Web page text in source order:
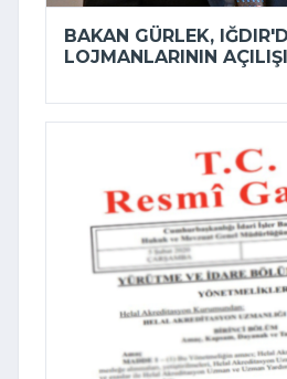
BAKAN GÜRLEK,
LOJMANLARININ